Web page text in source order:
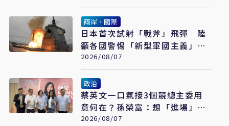
兩岸、國際
日本首次試射「戰斧」飛彈 陸
籲各國警惕「新型軍國主義」發
展
2026/08/07
政治
蔡英文一口氣接3個競總主委用
意何在？孫榮富：想「進場」接
黨主席
2026/08/07